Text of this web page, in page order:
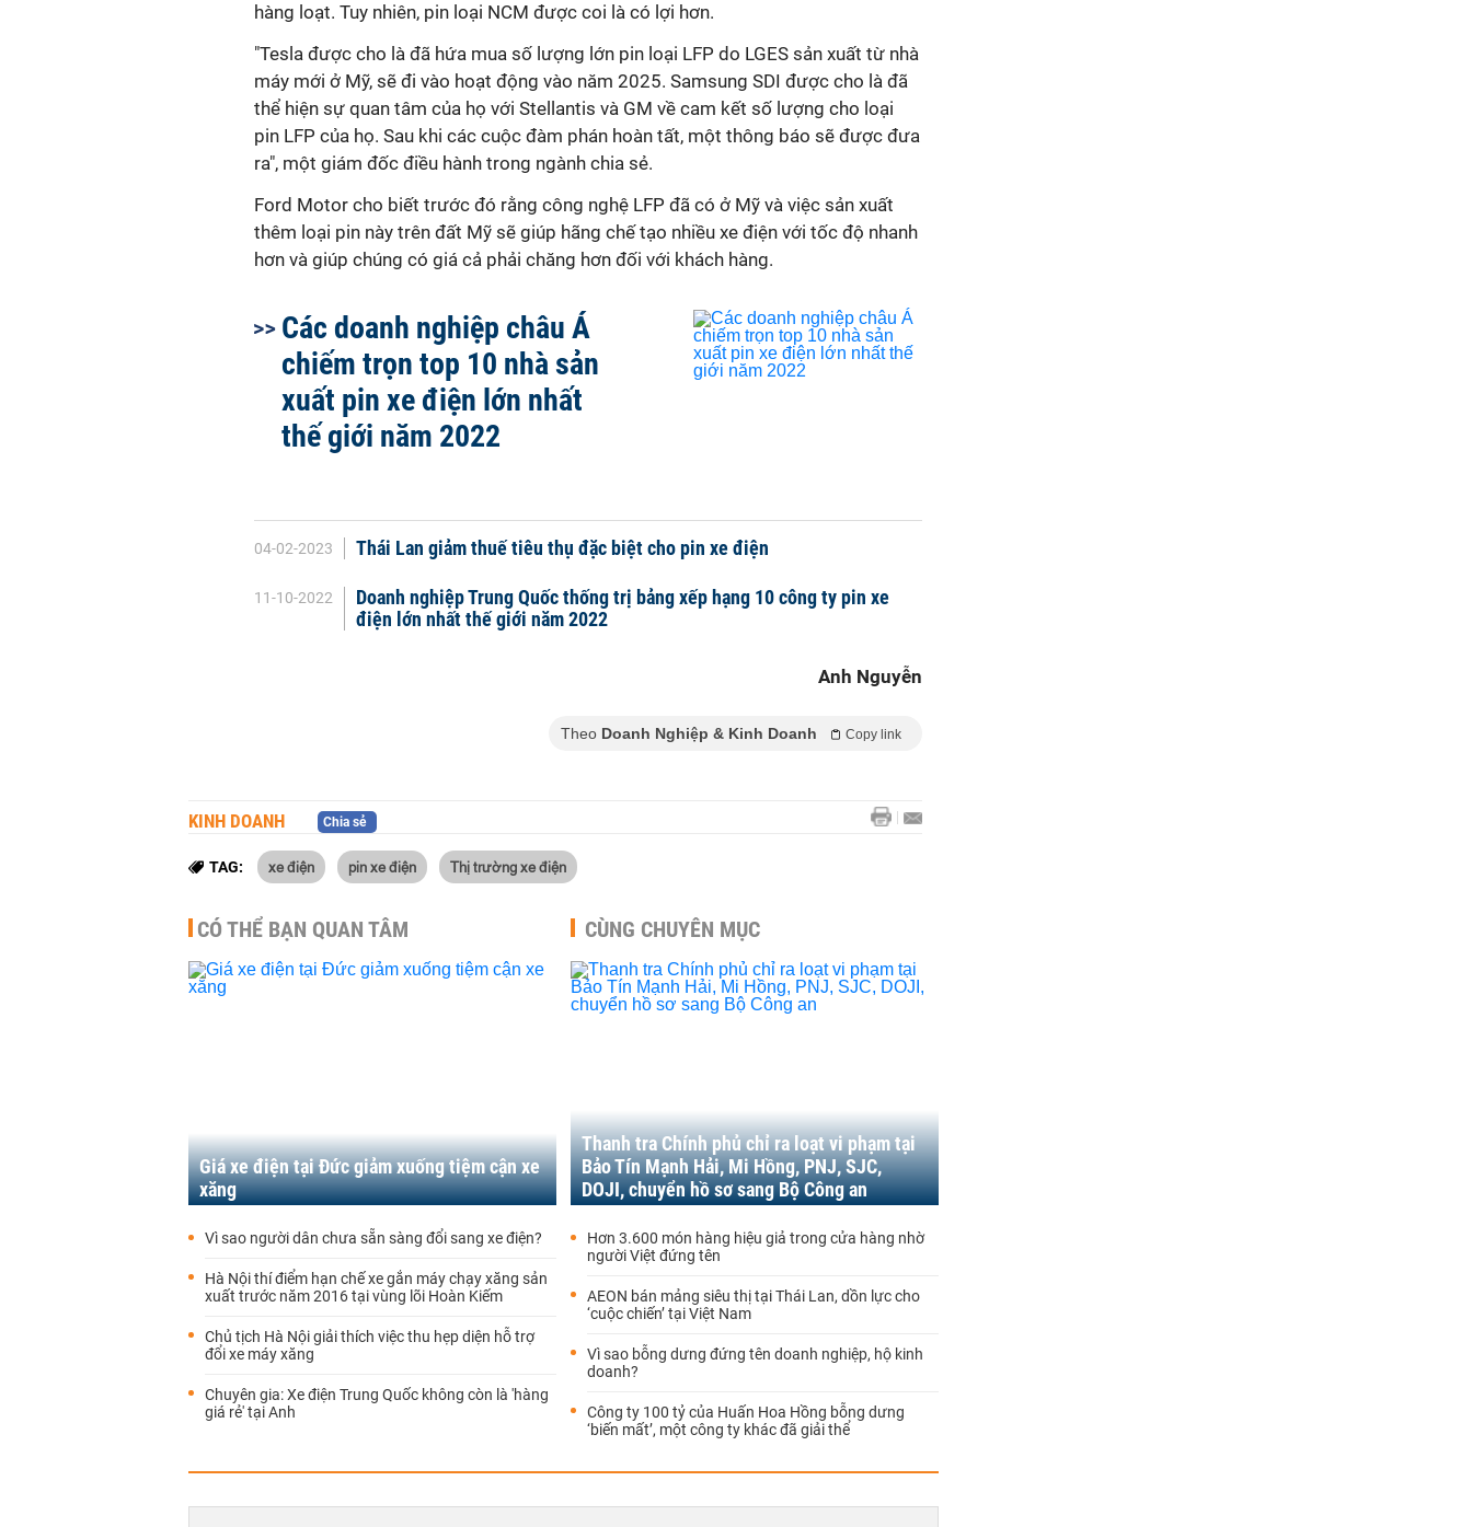
hàng loạt. Tuy nhiên, pin loại NCM được coi là có lợi hơn.
"Tesla được cho là đã hứa mua số lượng lớn pin loại LFP do LGES sản xuất từ nhà
máy mới ở Mỹ, sẽ đi vào hoạt động vào năm 2025. Samsung SDI được cho là đã
thể hiện sự quan tâm của họ với Stellantis và GM về cam kết số lượng cho loại
pin LFP của họ. Sau khi các cuộc đàm phán hoàn tất, một thông báo sẽ được đưa
ra", một giám đốc điều hành trong ngành chia sẻ.
Ford Motor cho biết trước đó rằng công nghệ LFP đã có ở Mỹ và việc sản xuất
thêm loại pin này trên đất Mỹ sẽ giúp hãng chế tạo nhiều xe điện với tốc độ nhanh
hơn và giúp chúng có giá cả phải chăng hơn đối với khách hàng.
Các doanh nghiệp châu Á
chiếm trọn top 10 nhà sản
xuất pin xe điện lớn nhất
thế giới năm 2022
04-02-2023 Thái Lan giảm thuế tiêu thụ đặc biệt cho pin xe điện
11-10-2022
Doanh nghiệp Trung Quốc thống trị bảng xếp hạng 10 công ty pin xe
điện lớn nhất thế giới năm 2022
Anh Nguyễn
Theo Doanh Nghiệp & Kinh Doanh Copy link
KINH DOANH Chia sẻ
TAG: xe điện pin xe điện Thị trường xe điện
CÓ THỂ BẠN QUAN TÂM
Giá xe điện tại Đức giảm xuống tiệm cận xe
xăng
Vì sao người dân chưa sẵn sàng đổi sang xe điện?
Hà Nội thí điểm hạn chế xe gắn máy chạy xăng sản
xuất trước năm 2016 tại vùng lõi Hoàn Kiếm
Chủ tịch Hà Nội giải thích việc thu hẹp diện hỗ trợ
đổi xe máy xăng
Chuyên gia: Xe điện Trung Quốc không còn là 'hàng
giá rẻ' tại Anh
CÙNG CHUYÊN MỤC
Thanh tra Chính phủ chỉ ra loạt vi phạm tại
Bảo Tín Mạnh Hải, Mi Hồng, PNJ, SJC,
DOJI, chuyển hồ sơ sang Bộ Công an
Hơn 3.600 món hàng hiệu giả trong cửa hàng nhờ
người Việt đứng tên
AEON bán mảng siêu thị tại Thái Lan, dồn lực cho
‘cuộc chiến’ tại Việt Nam
Vì sao bỗng dưng đứng tên doanh nghiệp, hộ kinh
doanh?
Công ty 100 tỷ của Huấn Hoa Hồng bỗng dưng
‘biến mất’, một công ty khác đã giải thể